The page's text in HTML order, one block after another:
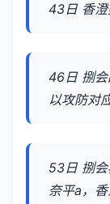
43日 香
46日 捌会
以攻防对
53日 捌
奈平a，